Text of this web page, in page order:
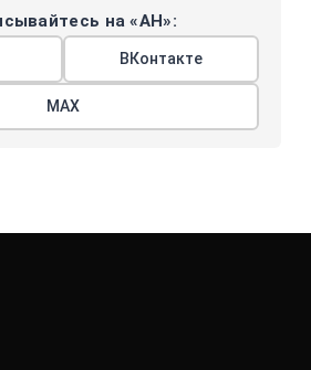
на «АН»:
ВКонтакте
МАХ